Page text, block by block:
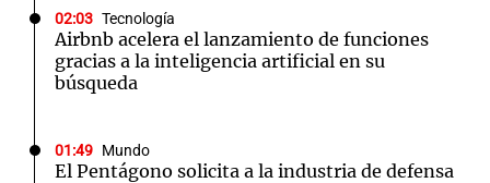
02:03 Tecnología
Airbnb acelera el lanzamiento de funciones
gracias a la inteligencia artificial en su
búsqueda
01:49 Mundo
El Pentágono solicita a la industria de defensa